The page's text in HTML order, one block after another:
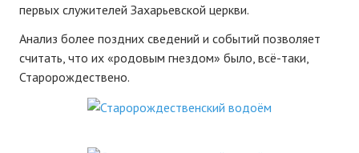
первых служителей Захарьевской церкви.
Анализ более поздних сведений и событий позволяет
считать, что их «родовым гнездом» было, всё-таки,
Старорождествено.